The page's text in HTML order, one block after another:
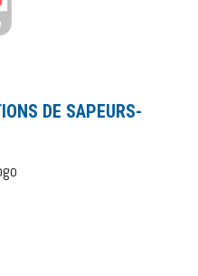
DE SAPEURS-